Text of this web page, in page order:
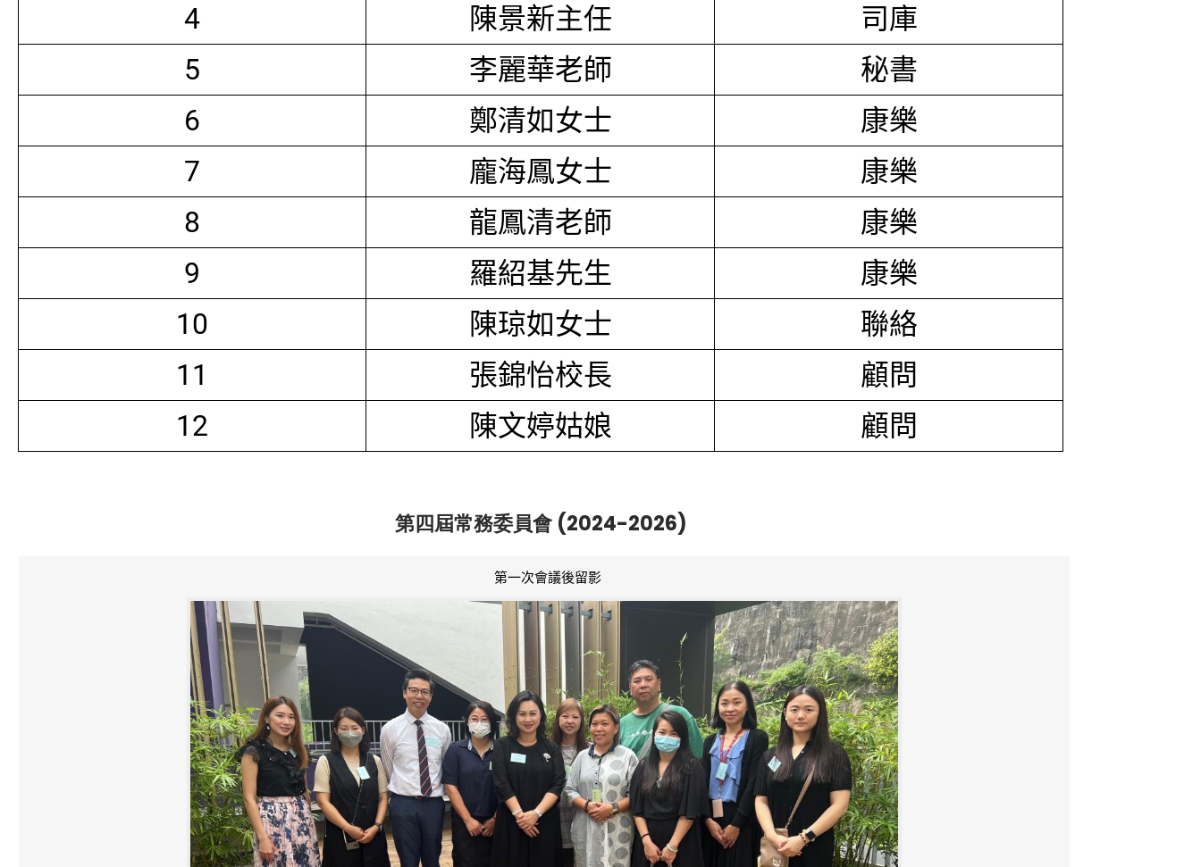
4
陳景新主任
司庫
5
李麗華老師
秘書
6
鄭清如女士
康樂
7
龐海鳳女士
康樂
8
龍鳳清老師
康樂
9
羅紹基先生
康樂
10
陳琼如女士
聯絡
11
張錦怡校長
顧問
12
陳文婷姑娘 顧問
第四屆常務委員會 (2024-2026)
第一次會議後留影